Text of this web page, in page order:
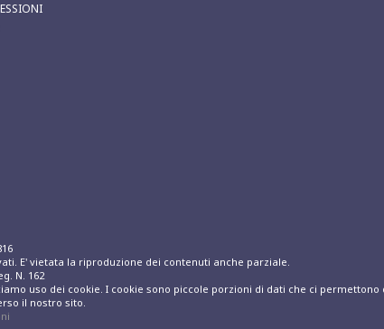
E' vietata la riproduzione dei contenuti anche parziale.
N. 162
uso dei cookie. I cookie sono piccole porzioni di dati che ci
il nostro sito.